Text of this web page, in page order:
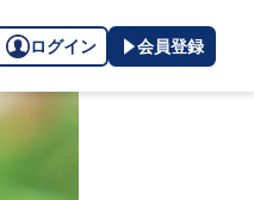
ログイン 会員登録